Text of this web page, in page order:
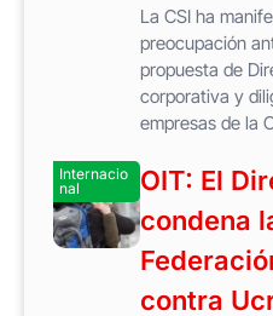
La CSI ha
preocupación
propuesta de
corporativa y
empresas de la
Internacio
nal
OIT: El
condena
contra